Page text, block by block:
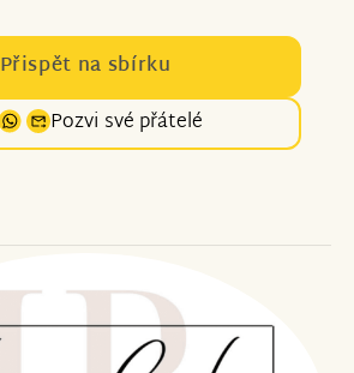
Přispět na sbírku
Pozvi své přátelé